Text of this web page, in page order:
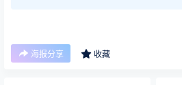
海报分享 收藏